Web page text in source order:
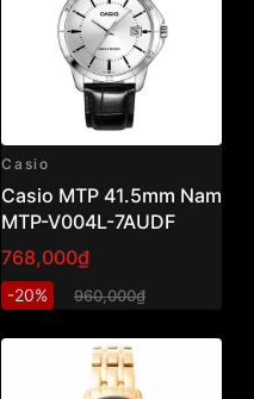
Casio
Casio MTP 41.5mm Nam
MTP-V004L-7AUDF
768,000₫
-20% 960,000₫